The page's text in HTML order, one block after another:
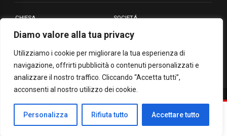
Diamo valore alla tua privacy
Utilizziamo i cookie per migliorare la tua esperienza di
navigazione, offrirti pubblicità o contenuti personalizzati e
analizzare il nostro traffico. Cliccando “Accetta tutti”,
acconsenti al nostro utilizzo dei cookie.
Personalizza Rifiuta tutto Accettare tutto
CHIESA SOCIETÁ
CARITÁ GIUBILEO
CULTURA MEDIA
Facebook
WhatsApp
Threads
Email
Condividi